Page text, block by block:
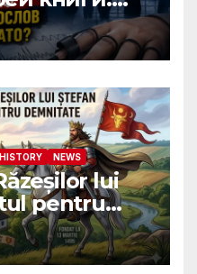
что я
в
послов и
НАТО?
HISTORY NEWS
lui
pentru